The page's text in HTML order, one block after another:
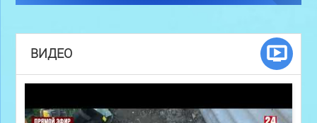
ВИДЕО